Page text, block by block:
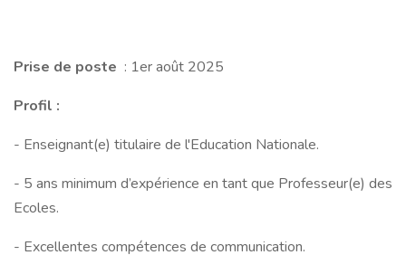
Prise de poste : 1er août 2025
Profil :
- Enseignant(e) titulaire de l'Education Nationale.
- 5 ans minimum d’expérience en tant que Professeur(e) des
Ecoles.
- Excellentes compétences de communication.